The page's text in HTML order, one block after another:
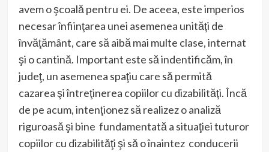
avem o şcoală pentru ei. De aceea, este imperios
necesar înfiinţarea unei asemenea unităţi de
învăţământ, care să aibă mai multe clase, internat
şi o cantină. Important este să indentificăm, în
judeţ, un asemenea spaţiu care să permită
cazarea şi întreţinerea copiilor cu dizabilităţi. Încă
de pe acum, intenţionez să realizez o analiză
riguroasă şi bine fundamentată a situaţiei tuturor
copiilor cu dizabilităţi şi să o înaintez conducerii